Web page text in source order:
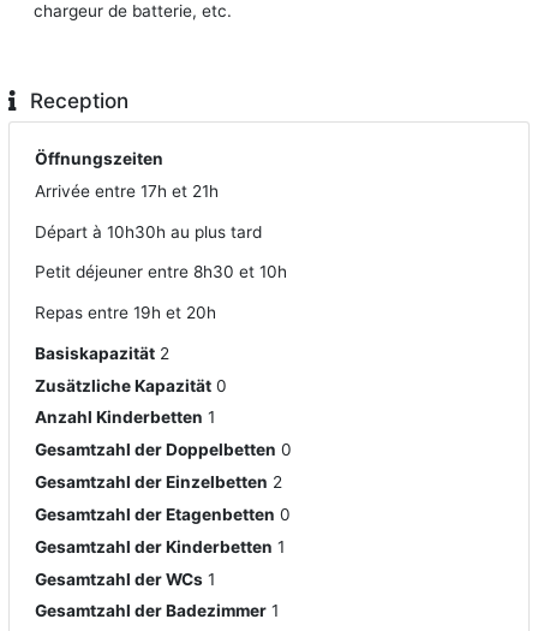
chargeur de batterie, etc.
Reception
Öffnungszeiten
Arrivée entre 17h et 21h
Départ à 10h30h au plus tard
Petit déjeuner entre 8h30 et 10h
Repas entre 19h et 20h
Basiskapazität 2
Zusätzliche Kapazität 0
Anzahl Kinderbetten 1
Gesamtzahl der Doppelbetten 0
Gesamtzahl der Einzelbetten 2
Gesamtzahl der Etagenbetten 0
Gesamtzahl der Kinderbetten 1
Gesamtzahl der WCs 1
Gesamtzahl der Badezimmer 1